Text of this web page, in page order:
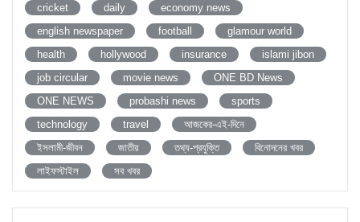
cricket
daily
economy news
english newspaper
football
glamour world
health
hollywood insurance
islami jibon
job circular
movie news
ONE BD News
ONE NEWS
probashi news
sports
technology
travel
আজকের-এই-দিনে
ইসলামী-জীবন
জাতীয় তথ্য-প্রযুক্তি
বিনোদনের খবর
লাইফস্টাইল
সব খবর